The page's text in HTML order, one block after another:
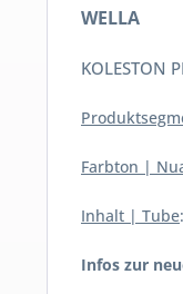
WELLA
KOLESTON
Farbton |
Inhalt | Tube
Infos zur